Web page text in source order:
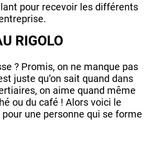
pour recevoir les différents
RIGOLO
? Promis, on ne manque pas
juste qu’on sait quand dans
on aime quand même
ou du café ! Alors voici le
une personne qui se forme